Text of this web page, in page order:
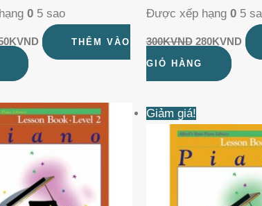
0 5 sao
VND THÊM VÀO
Được xếp hạng 05
300KVND 280KVND
GIỎ HÀNG
Giảm giá!Giá
gốc
là:
585KVND.
hiện
tại
là: